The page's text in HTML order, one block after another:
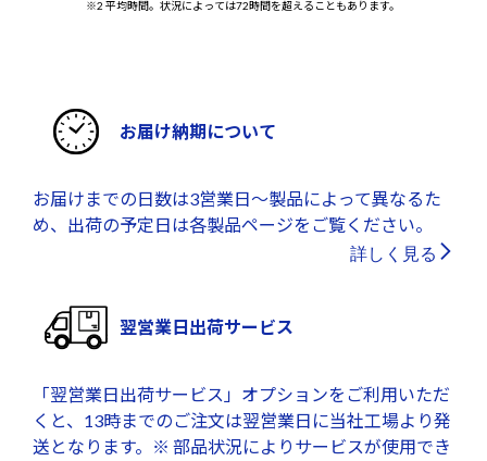
※2 平均時間。状況によっては72時間を超えることもあります。
お届け納期について
お届けまでの日数は3営業日～製品によって異なるた
め、出荷の予定日は各製品ページをご覧ください。
詳しく見る
翌営業日出荷サービス
「翌営業日出荷サービス」オプションをご利用いただ
くと、13時までのご注文は翌営業日に当社工場より発
送となります。※ 部品状況によりサービスが使用でき